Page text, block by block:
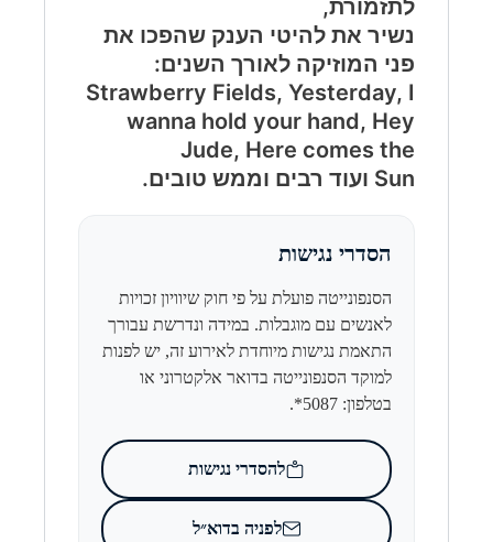
לתזמורת,
נשיר את להיטי הענק שהפכו את
פני המוזיקה לאורך השנים:
Strawberry Fields, Yesterday, I
wanna hold your hand, Hey
Jude, Here comes the
Sun ועוד רבים וממש טובים.
הסדרי נגישות
הסנפונייטה פועלת על פי חוק שיוויון זכויות
לאנשים עם מוגבלות. במידה ונדרשת עבורך
התאמת נגישות מיוחדת לאירוע זה, יש לפנות
למוקד הסנפונייטה בדואר אלקטרוני או
בטלפון: 5087*.
להסדרי נגישות
לפניה בדוא״ל